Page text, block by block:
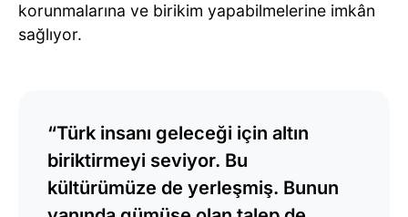
korunmalarına ve birikim yapabilmelerine imkân
sağlıyor.
“Türk insanı geleceği için altın
biriktirmeyi seviyor. Bu
kültürümüze de yerleşmiş. Bunun